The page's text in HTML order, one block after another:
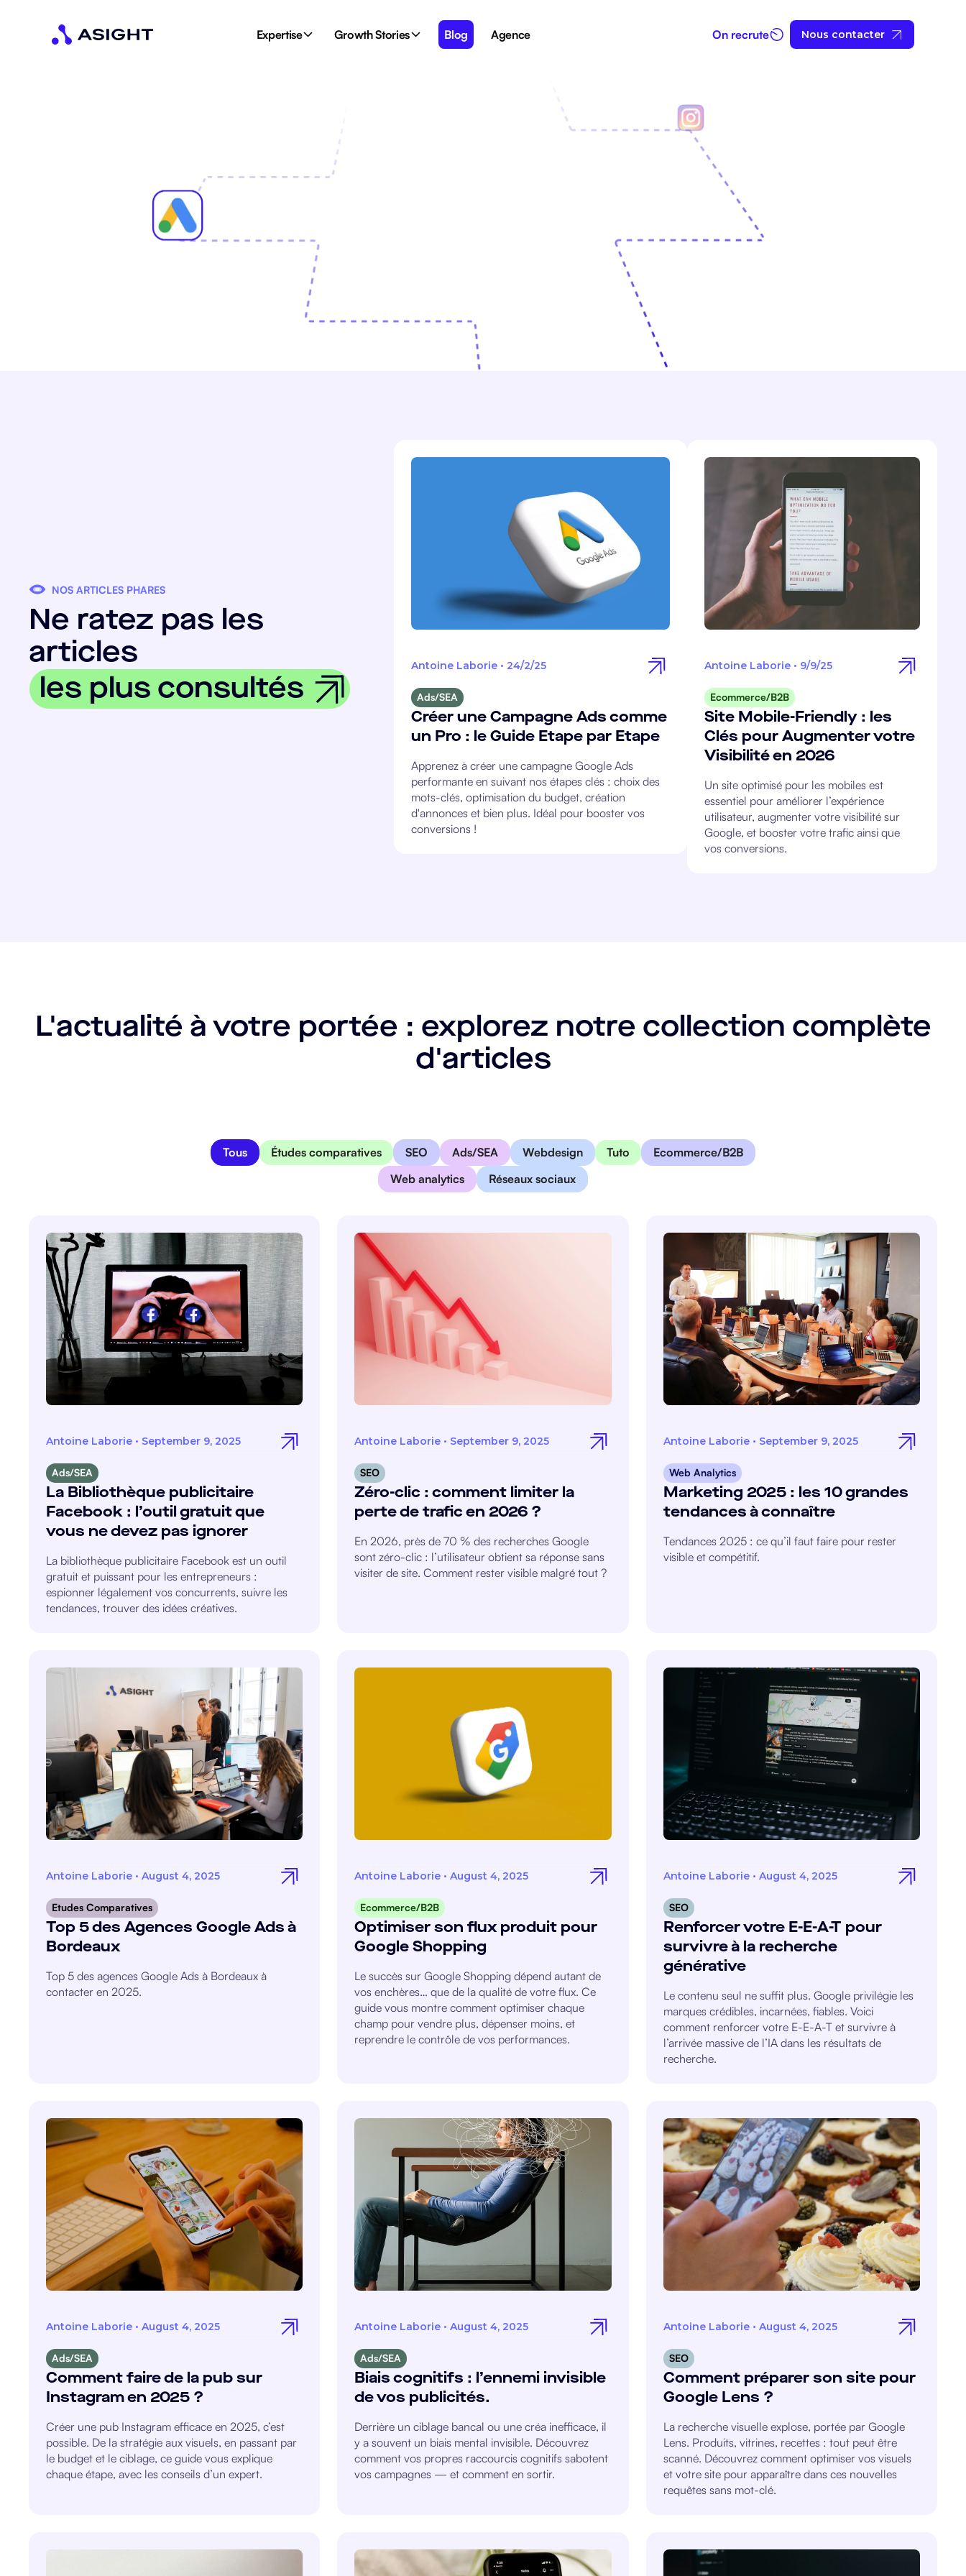
Expertise Growth Stories Blog Agence On recrute Nous contacter
Restez connectés et explorez les dernières nouvelles et mises
NOS ARTICLES PHARES
Ne ratez pas les
articles
les plus consultés
Antoine Laborie • 24/2/25
Créer une Campagne Ads comme
un Pro : le Guide Etape par Etape
Ads/SEA
Apprenez à créer une campagne Google Ads
performante en suivant nos étapes clés : choix des
mots-clés, optimisation du budget, création
d'annonces et bien plus. Idéal pour booster vos
conversions !
Antoine Laborie • 9/9/25
Site Mobile-Friendly : les
Clés pour Augmenter votre
Visibilité en 2026
Ecommerce/B2B
Un site optimisé pour les mobiles est
essentiel pour améliorer l’expérience
utilisateur, augmenter votre visibilité sur
Google, et booster votre trafic ainsi que
vos conversions.
L'actualité à votre portée : explorez notre collection complète
d'articles
Tous Études comparatives SEO Ads/SEA Webdesign Tuto
Ecommerce/B2B
Web analytics
Réseaux sociaux
Antoine Laborie • September 9, 2025
La Bibliothèque publicitaire
Facebook : l’outil gratuit que
vous ne devez pas ignorer
Ads/SEA
La bibliothèque publicitaire Facebook est un outil
gratuit et puissant pour les entrepreneurs :
espionner légalement vos concurrents, suivre les
tendances, trouver des idées créatives.
Antoine Laborie • September 9, 2025
Zéro-clic : comment limiter la
perte de trafic en 2026 ?
SEO
En 2026, près de 70 % des recherches Google
sont zéro-clic : l’utilisateur obtient sa réponse sans
visiter de site. Comment rester visible malgré tout ?
Antoine Laborie• September 9, 2025
Marketing 2025 : les 10 grandes
tendances à connaître
Web Analytics
Tendances 2025 : ce qu’il faut faire pour rester
visible et compétitif.
Antoine Laborie • August 4, 2025
Top 5 des Agences Google Ads à
Bordeaux
Etudes Comparatives
Top 5 des agences Google Ads à Bordeaux à
contacter en 2025.
Antoine Laborie •August 4, 2025
Optimiser son flux produit pour
Google Shopping
Ecommerce/B2B
Le succès sur Google Shopping dépend autant de
vos enchères… que de la qualité de votre flux. Ce
guide vous montre comment optimiser chaque
champ pour vendre plus, dépenser moins, et
reprendre le contrôle de vos performances.
Antoine Laborie• August 4, 2025
Renforcer votre E-E-A-T pour
survivre à la recherche
générative
SEO
Le contenu seul ne suffit plus. Google privilégie les
marques crédibles, incarnées, fiables. Voici
comment renforcer votre E-E-A-T et survivre à
l’arrivée massive de l’IA dans les résultats de
recherche.
Antoine Laborie • August 4, 2025
Comment faire de la pub sur
Instagram en 2025 ?
Ads/SEA
Créer une pub Instagram efficace en 2025, c’est
possible. De la stratégie aux visuels, en passant par
le budget et le ciblage, ce guide vous explique
chaque étape, avec les conseils d’un expert.
Antoine Laborie •August 4, 2025
Biais cognitifs : l’ennemi invisible
de vos publicités.
Ads/SEA
Derrière un ciblage bancal ou une créa inefficace, il
y a souvent un biais mental invisible. Découvrez
comment vos propres raccourcis cognitifs sabotent
vos campagnes — et comment en sortir.
Antoine Laborie• August 4, 2025
Comment préparer son site pour
Google Lens ?
SEO
La recherche visuelle explose, portée par Google
Lens. Produits, vitrines, recettes : tout peut être
scanné. Découvrez comment optimiser vos visuels
et votre site pour apparaître dans ces nouvelles
requêtes sans mot-clé.